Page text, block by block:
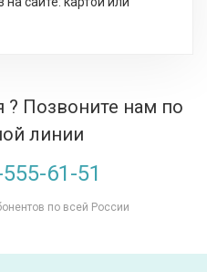
? Позвоните нам по
линии
61-51
по всей России